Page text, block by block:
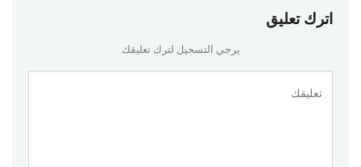
اترك تعليق
يرجي التسجيل لترك تعليقك